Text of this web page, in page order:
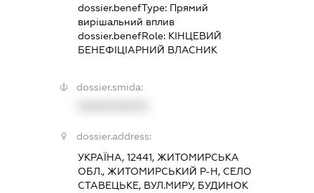
dossier.benefType: Прямий
вирішальний вплив
dossier.benefRole: КІНЦЕВИЙ
БЕНЕФІЦІАРНИЙ ВЛАСНИК
dossier.smida:
dossier.address:
УКРАЇНА, 12441, ЖИТОМИРСЬКА
ОБЛ., ЖИТОМИРСЬКИЙ Р-Н, СЕЛО
СТАВЕЦЬКЕ, ВУЛ.МИРУ, БУДИНОК